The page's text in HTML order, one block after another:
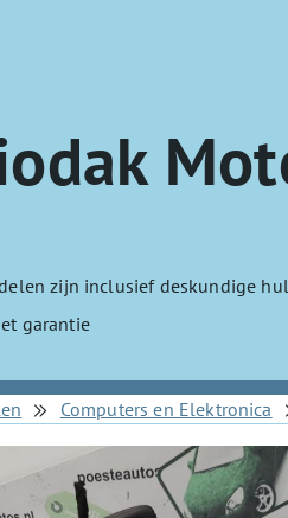
zijn inclusief deskundige
garantie
Computers en Elektronica